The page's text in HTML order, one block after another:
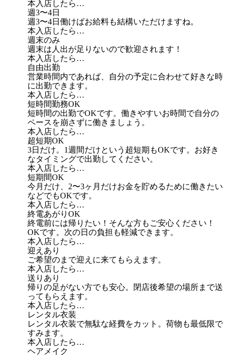
本入店したら…
週3〜4日
週3〜4日働けばお給料も結構いただけますね。
本入店したら…
週末のみ
週末は人出が足りないので歓迎されます！
本入店したら…
自由出勤
営業時間内であれば、自分の予定に合わせて好きな時
に出勤できます。
本入店したら…
短時間勤務OK
短時間の出勤でOKです。働きやすいお時間で自分の
ペースを崩さずに働きましょう。
本入店したら…
超短期OK
3日だけ。1週間だけという超短期もOKです。お好き
なタイミングで出勤してください。
本入店したら…
短期間OK
今月だけ、2〜3ヶ月だけお金を貯めるために働きたい
などでもOKです。
本入店したら…
終電あがりOK
終電前には帰りたい！そんな方もご安心ください！
OKです。次の日の負担も軽減できます。
本入店したら…
迎えあり
ご希望のまで迎えに来てもらえます。
本入店したら…
送りあり
帰りの足がない方でも安心。閉店後希望の場所まで送
ってもらえます。
本入店したら…
レンタル衣装
レンタル衣装で無駄な経費をカット。荷物も最低限で
すみます。
本入店したら…
ヘアメイク